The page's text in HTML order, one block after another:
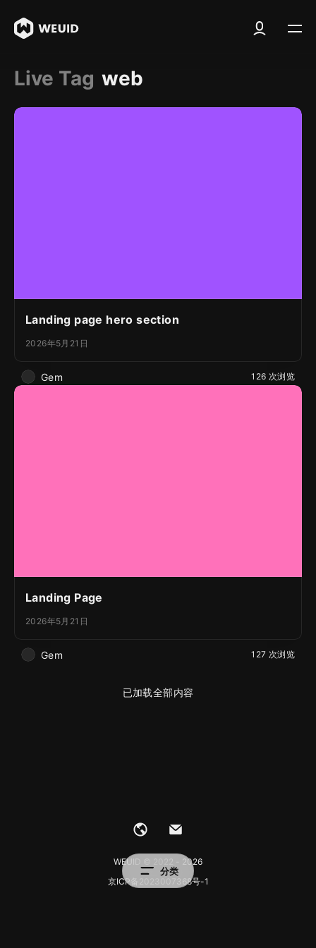
Live Tag web
Landing page hero section
2026年5月21日
Gem 126 次浏览
Landing Page
2026年5月21日
Gem 127 次浏览
已加载全部内容
WEUID © 2022 - 2026
京ICP备2023007368号-1
分类